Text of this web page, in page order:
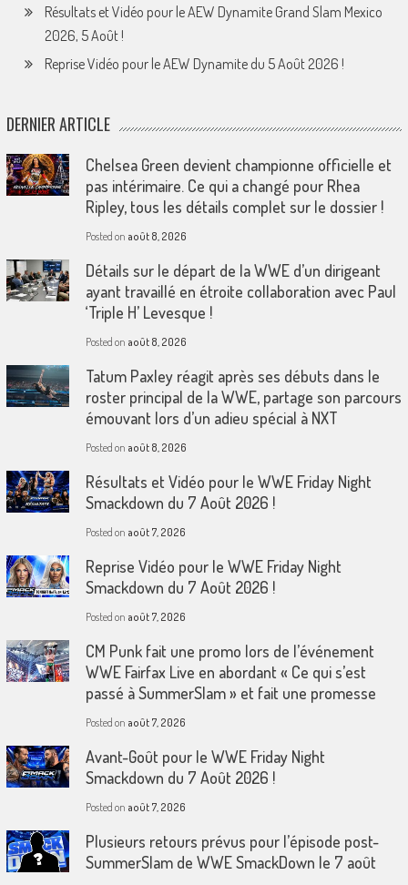
Résultats et Vidéo pour le AEW Dynamite Grand Slam Mexico
2026, 5 Août !
Reprise Vidéo pour le AEW Dynamite du 5 Août 2026 !
DERNIER ARTICLE
Chelsea Green devient championne officielle et
pas intérimaire. Ce qui a changé pour Rhea
Ripley, tous les détails complet sur le dossier !
Posted on août 8, 2026
Détails sur le départ de la WWE d’un dirigeant
ayant travaillé en étroite collaboration avec Paul
‘Triple H’ Levesque !
Posted on août 8, 2026
Tatum Paxley réagit après ses débuts dans le
roster principal de la WWE, partage son parcours
émouvant lors d’un adieu spécial à NXT
Posted on août 8, 2026
Résultats et Vidéo pour le WWE Friday Night
Smackdown du 7 Août 2026 !
Posted on août 7, 2026
Reprise Vidéo pour le WWE Friday Night
Smackdown du 7 Août 2026 !
Posted on août 7, 2026
CM Punk fait une promo lors de l’événement
WWE Fairfax Live en abordant « Ce qui s’est
passé à SummerSlam » et fait une promesse
Posted on août 7, 2026
Avant-Goût pour le WWE Friday Night
Smackdown du 7 Août 2026 !
Posted on août 7, 2026
Plusieurs retours prévus pour l’épisode post-
SummerSlam de WWE SmackDown le 7 août